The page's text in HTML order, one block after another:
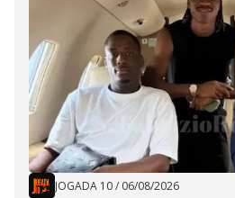
JOGADA 10/ 06/08/2026